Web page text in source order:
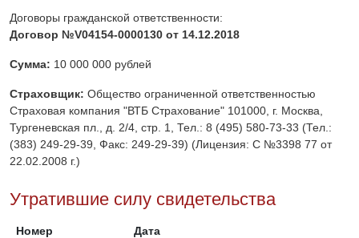
Договоры гражданской ответственности:
Договор №V04154-0000130 от 14.12.2018
Сумма: 10 000 000 рублей
Страховщик: Общество ограниченной ответственностью
Страховая компания "ВТБ Страхование" 101000, г. Москва,
Тургеневская пл., д. 2/4, стр. 1, Тел.: 8 (495) 580-73-33 (Тел.:
(383) 249-29-39, Факс: 249-29-39) (Лицензия: С №3398 77 от
22.02.2008 г.)
Утратившие силу свидетельства
Номер
Дата